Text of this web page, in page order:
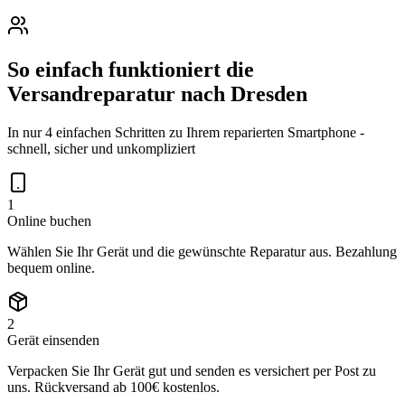
So einfach funktioniert die
Versandreparatur nach Dresden
In nur 4 einfachen Schritten zu Ihrem reparierten Smartphone -
schnell, sicher und unkompliziert
1
Online buchen
Wählen Sie Ihr Gerät und die gewünschte Reparatur aus. Bezahlung
bequem online.
2
Gerät einsenden
Verpacken Sie Ihr Gerät gut und senden es versichert per Post zu
uns. Rückversand ab 100€ kostenlos.